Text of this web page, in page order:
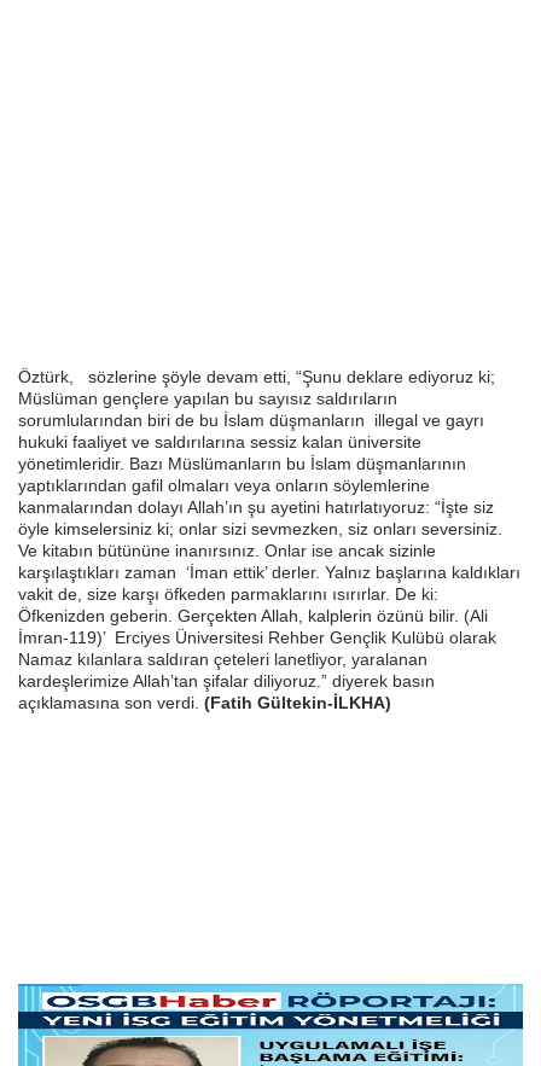
Öztürk, sözlerine şöyle devam etti, “Şunu deklare ediyoruz ki;
Müslüman gençlere yapılan bu sayısız saldırıların
sorumlularından biri de bu İslam düşmanların illegal ve gayrı
hukuki faaliyet ve saldırılarına sessiz kalan üniversite
yönetimleridir. Bazı Müslümanların bu İslam düşmanlarının
yaptıklarından gafil olmaları veya onların söylemlerine
kanmalarından dolayı Allah’ın şu ayetini hatırlatıyoruz: “İşte siz
öyle kimselersiniz ki; onlar sizi sevmezken, siz onları seversiniz.
Ve kitabın bütününe inanırsınız. Onlar ise ancak sizinle
karşılaştıkları zaman ‘İman ettik’ derler. Yalnız başlarına kaldıkları
vakit de, size karşı öfkeden parmaklarını ısırırlar. De ki:
Öfkenizden geberin. Gerçekten Allah, kalplerin özünü bilir. (Ali
İmran-119)’ Erciyes Üniversitesi Rehber Gençlik Kulübü olarak
Namaz kılanlara saldıran çeteleri lanetliyor, yaralanan
kardeşlerimize Allah’tan şifalar diliyoruz.” diyerek basın
açıklamasına son verdi. (Fatih Gültekin-İLKHA)